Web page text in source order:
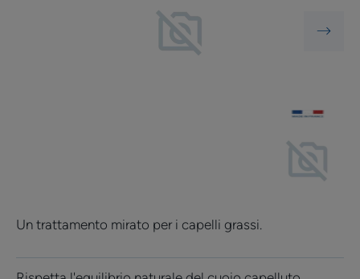
Un trattamento mirato per i capelli grassi.